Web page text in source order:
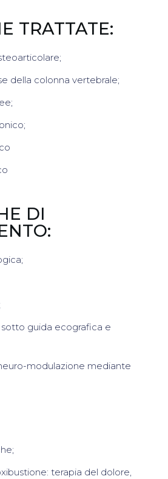
TRATTATE:
della colonna vertebrale;
DI
sotto guida ecografica e
modulazione mediante
terapia del dolore,